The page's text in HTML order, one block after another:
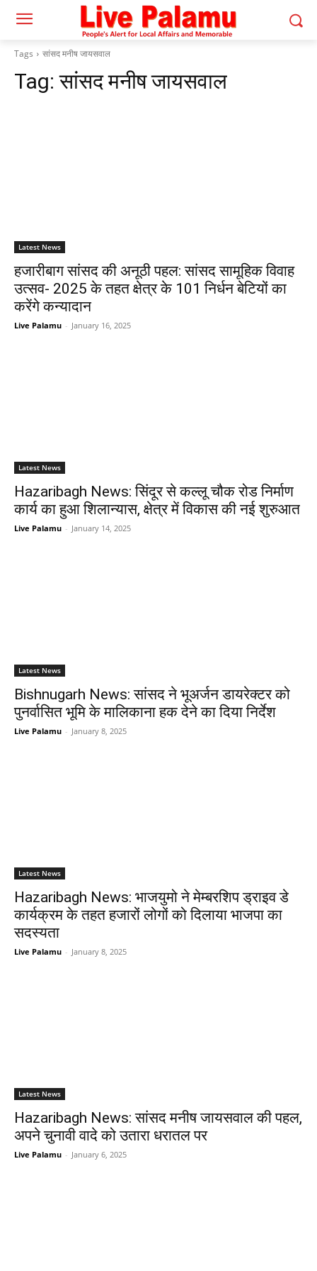
Tags सांसद मनीष जायसवाल
Tag:सांसद मनीष जायसवाल
Latest News
हजारीबाग सांसद की अनूठी पहल: सांसद सामूहिक विवाह
उत्सव- 2025 के तहत क्षेत्र के 101 निर्धन बेटियों का
करेंगे कन्यादान
Live Palamu - January 16, 2025
Latest News
Hazaribagh News: सिंदूर से कल्लू चौक रोड निर्माण
कार्य का हुआ शिलान्यास, क्षेत्र में विकास की नई शुरुआत
Live Palamu - January 14, 2025
Latest News
Bishnugarh News: सांसद ने भूअर्जन डायरेक्टर को
पुनर्वासित भूमि के मालिकाना हक देने का दिया निर्देश
Live Palamu - January 8, 2025
Latest News
Hazaribagh News: भाजयुमो ने मेम्बरशिप ड्राइव डे
कार्यक्रम के तहत हजारों लोगों को दिलाया भाजपा का
सदस्यता
Live Palamu - January 8, 2025
Latest News
Hazaribagh News: सांसद मनीष जायसवाल की पहल,
अपने चुनावी वादे को उतारा धरातल पर
Live Palamu - January 6, 2025